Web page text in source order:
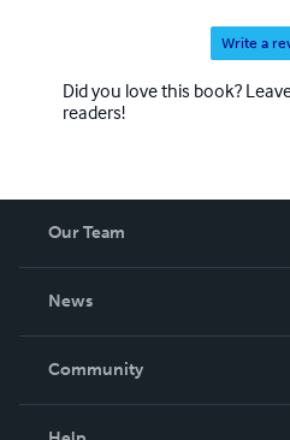
Write a
Did you love this book?
readers!
Our Team
News
In The News
Community